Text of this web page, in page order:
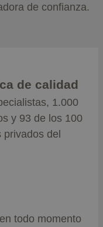
de confianza.
de calidad
1.000
y 93 de los 100
privados del
todo momento